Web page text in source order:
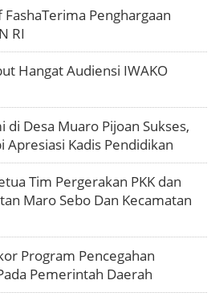
FashaTerima Penghargaan
RI
Hangat Audiensi IWAKO
Desa Muaro Pijoan Sukses,
Apresiasi Kadis Pendidikan
Tim Pergerakan PKK dan
Maro Sebo Dan Kecamatan
Program Pencegahan
Pemerintah Daerah